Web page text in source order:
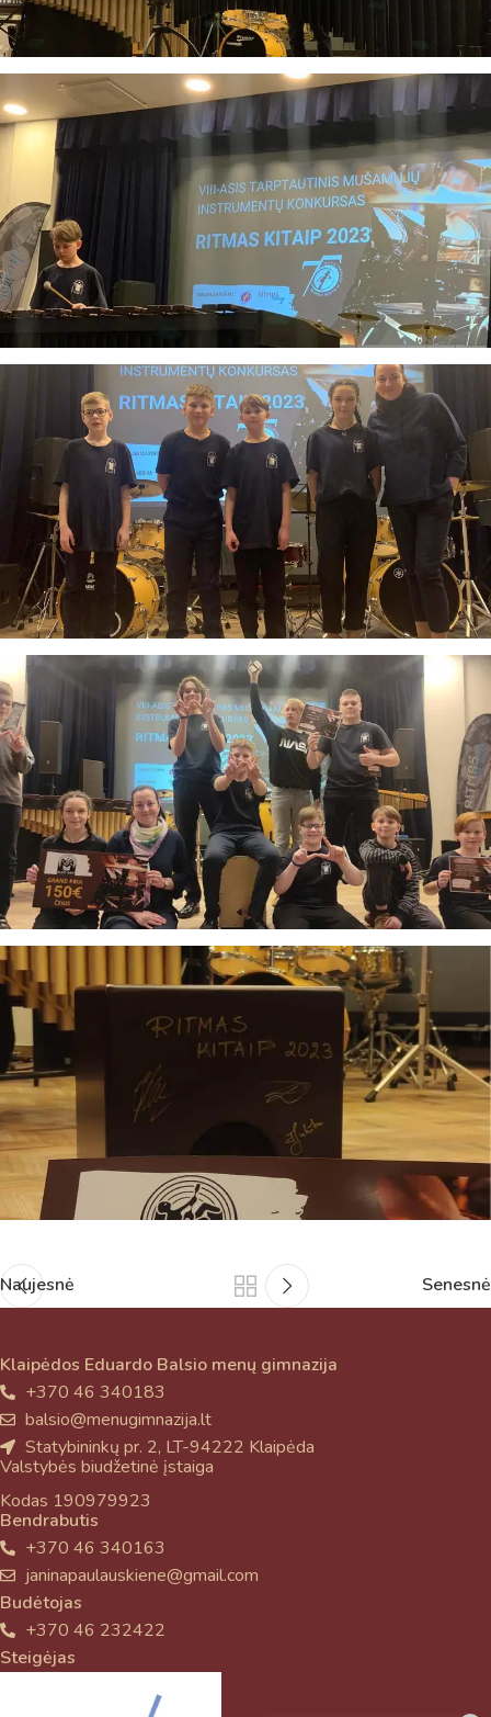
Naujesnė Senesnė
Klaipėdos Eduardo Balsio menų gimnazija
+370 46 340183
balsio@menugimnazija.lt
Statybininkų pr. 2, LT-94222 Klaipėda
Valstybės biudžetinė įstaiga
Kodas 190979923
Bendrabutis
+370 46 340163
janinapaulauskiene@gmail.com
Budėtojas
+370 46 232422
Steigėjas